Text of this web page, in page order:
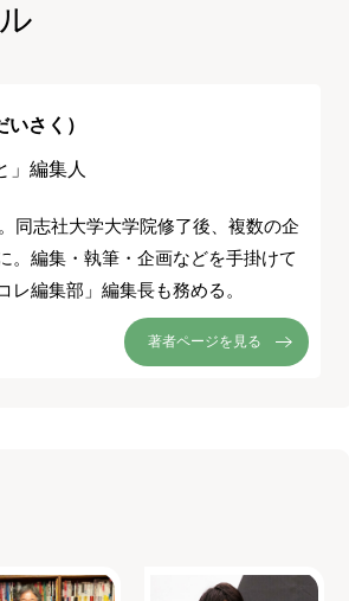
いさく）
」編集人
同志社大学大学院修了後、複数の企
。編集・執筆・企画などを手掛けて
レ編集部」編集長も務める。
著者ページを見る